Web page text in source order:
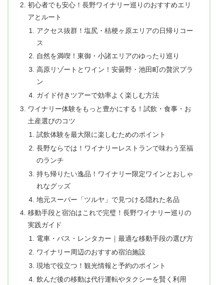
初心者でも安心！長野ワイナリー巡りのおすすめエリ
アとルート
アクセス抜群！塩尻・桔梗ヶ原エリアの日帰りコー
ス
自然を満喫！東御・小諸エリアのゆったり巡り
高原リゾートとワイン！安曇野・池田町の贅沢プラ
ン
ガイド付きツアーで効率よく楽しむ方法
ワイナリー体験をもっと豊かにする！試飲・食事・お
土産選びのコツ
試飲体験を最大限に楽しむためのポイント
長野ならでは！ワイナリーレストランで味わう至福
のランチ
持ち帰りたい逸品！ワイナリー限定ワインとおしゃ
れなグッズ
地元スーパー「ツルヤ」で見つける隠れた名品
移動手段と宿泊はこれで完璧！長野ワイナリー巡りの
実践ガイド
電車・バス・レンタカー｜最適な移動手段の選び方
ワイナリー周辺のおすすめ宿泊施設
現地で役立つ！観光情報と予約のポイント
飲んだ後の移動は代行運転やタクシーを賢く利用